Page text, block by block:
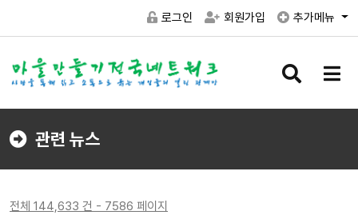
로그인 회원가입 추가메뉴
검
버
메
버
관련 뉴스
전체 144,633 건 - 7586 페이지